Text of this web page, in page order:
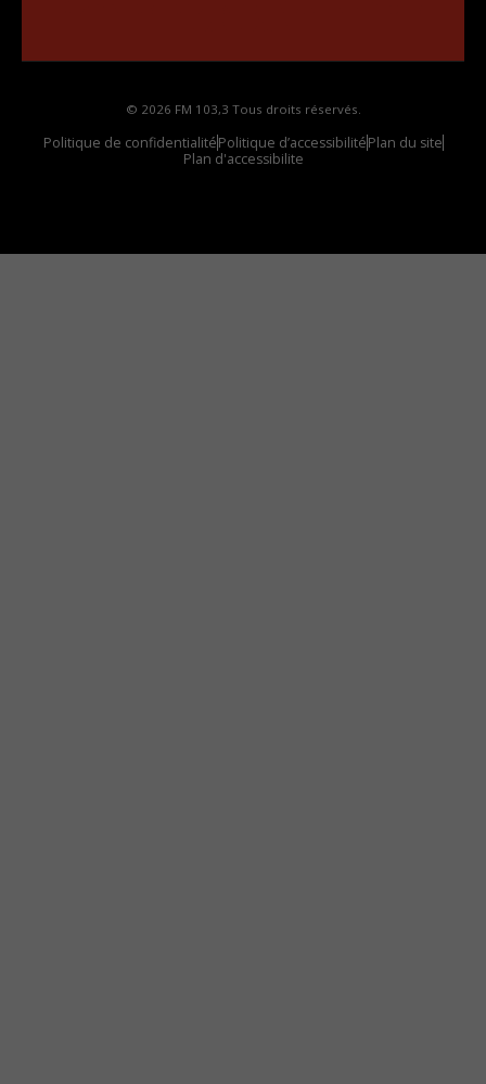
© 2026 FM 103,3 Tous droits réservés.
Politique de confidentialitéPolitique d’accessibilitéPlan du site
Plan d'accessibilite